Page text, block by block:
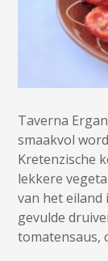
Taverna
smaakvol
Kretenzische
lekkere
van het eiland
gevulde
tomatensaus,